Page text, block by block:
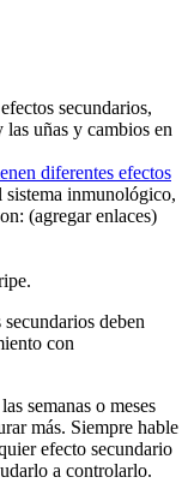
secundarios,
uñas y cambios en
diferentes efectos
sistema inmunológico,
(agregar enlaces)
deben
con
semanas o meses
más. Siempre hable
efecto secundario
a controlarlo.